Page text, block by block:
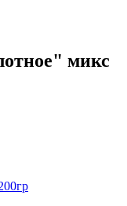
микс